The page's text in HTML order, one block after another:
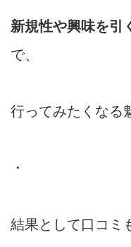
新規性や興味を引
で、
行ってみたくなる
・
結果として口コミ